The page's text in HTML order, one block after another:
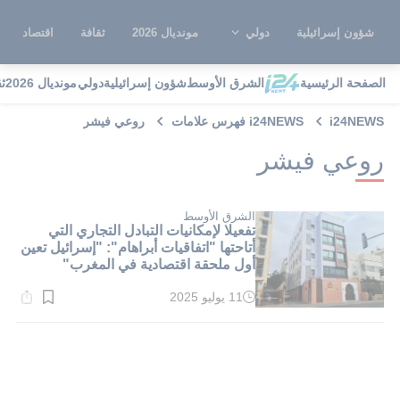
شؤون إسرائيلية دولي مونديال 2026 ثقافة اقتصاد
الصفحة الرئيسية الشرق الأوسطشؤون إسرائيليةدوليمونديال 2026
i24NEWS i24NEWS فهرس علامات روعي فيشر
روعي فيشر
الشرق الأوسط
تفعيلا لإمكانيات التبادل التجاري التي
أتاحتها "اتفاقيات أبراهام": "إسرائيل تعين
أول ملحقة اقتصادية في المغرب"
وقت
11 يوليو 2025